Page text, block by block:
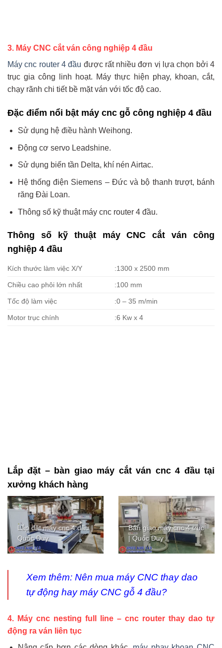
3. Máy CNC cắt ván công nghiệp 4 đầu
Máy cnc router 4 đầu được rất nhiều đơn vị lựa chọn bởi 4
trục gia công linh hoạt. Máy thực hiện phay, khoan, cắt,
chạy rãnh chi tiết bề mặt ván với tốc độ cao.
Đặc điểm nổi bật máy cnc gỗ công nghiệp 4 đầu
Sử dụng hệ điều hành Weihong.
Động cơ servo Leadshine.
Sử dụng biến tần Delta, khí nén Airtac.
Hệ thống điện Siemens – Đức và bộ thanh trượt, bánh
răng Đài Loan.
Thông số kỹ thuật máy cnc router 4 đầu.
Thông số kỹ thuật máy CNC cắt ván công
nghiệp 4 đầu
Kích thước làm việc X/Y :1300 x 2500 mm
Chiều cao phôi lớn nhất :100 mm
Tốc độ làm việc :0 – 35 m/min
Motor trục chính :6 Kw x 4
Lắp đặt – bàn giao máy cắt ván cnc 4 đầu tại
xưởng khách hàng
Lắp đặt máy cnc 4 đầu |
Quốc Duy
Bàn giao máy cnc 4 trục
| Quốc Duy
Xem thêm: Nên mua máy CNC thay dao
tự động hay máy CNC gỗ 4 đầu?
4. Máy cnc nesting full line – cnc router thay dao tự
động ra ván liên tục